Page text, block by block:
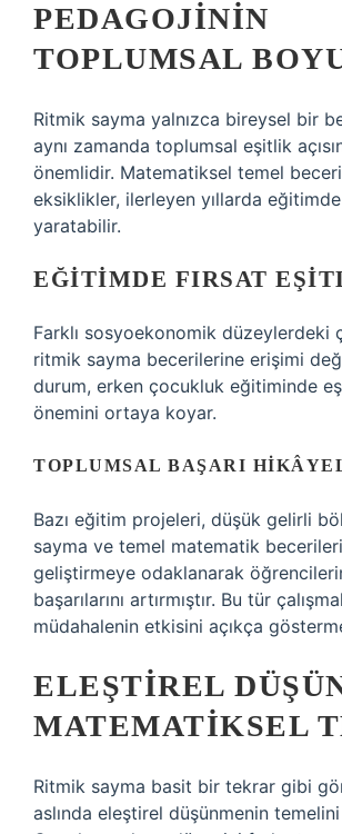
PEDAGOJININ
TOPLUMSAL
Ritmik sayma yalnızca bireysel bir
aynı zamanda toplumsal eşitlik
önemlidir. Matematiksel temel
eksiklikler, ilerleyen yıllarda
yaratabilir.
EĞITIMDE FIRSAT
Farklı sosyoekonomik düzeylerdeki
ritmik sayma becerilerine erişimi
durum, erken çocukluk eğitiminde
önemini ortaya koyar.
TOPLUMSAL BAŞARI
Bazı eğitim projeleri, düşük gelirli
sayma ve temel matematik
geliştirmeye odaklanarak
başarılarını artırmıştır. Bu tür
müdahalenin etkisini açıkça
ELEŞTIREL
MATEMATIKSEL
Ritmik sayma basit bir tekrar gibi
aslında eleştirel düşünmenin